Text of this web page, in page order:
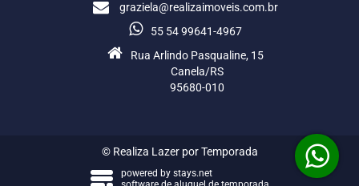
graziela@realizaimoveis.com.br
55 54 99641-4967
Rua Arlindo Pasqualine, 15
Canela/RS
95680-010
© Realiza Lazer por Temporada
powered by stays.net